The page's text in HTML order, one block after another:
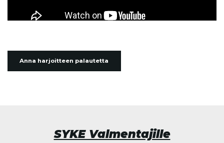
Anna harjoitteen palautetta
SYKE Valmentajille